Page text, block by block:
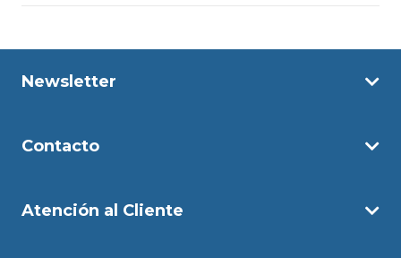
Newsletter
Contacto
Atención al Cliente